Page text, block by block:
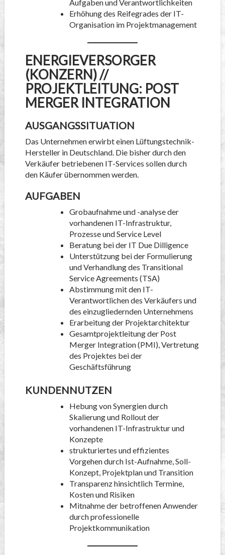
Aufgaben und Verantwortlichkeiten
Erhöhung des Reifegrades der IT-
Organisation im Projektmanagement
ENERGIEVERSORGER
(KONZERN) //
PROJEKTLEITUNG: POST
MERGER INTEGRATION
AUSGANGSSITUATION
Das Unternehmen erwirbt einen Lüftungstechnik-
Hersteller in Deutschland. Die bisher durch den
Verkäufer betriebenen IT-Services sollen durch
den Käufer übernommen werden.
AUFGABEN
Grobaufnahme und -analyse der
vorhandenen IT-Infrastruktur,
Prozesse und Service Level
Beratung bei der IT Due Dilligence
Unterstützung bei der Formulierung
und Verhandlung des Transitional
Service Agreements (TSA)
Abstimmung mit den IT-
Verantwortlichen des Verkäufers und
des einzugliedernden Unternehmens
Erarbeitung der Projektarchitektur
Gesamtprojektleitung der Post
Merger Integration (PMI), Vertretung
des Projektes bei der
Geschäftsführung
KUNDENNUTZEN
Hebung von Synergien durch
Skalierung und Rollout der
vorhandenen IT-Infrastruktur und
Konzepte
strukturiertes und effizientes
Vorgehen durch Ist-Aufnahme, Soll-
Konzept, Projektplan und Transition
Transparenz hinsichtlich Termine,
Kosten und Risiken
Mitnahme der betroffenen Anwender
durch professionelle
Projektkommunikation